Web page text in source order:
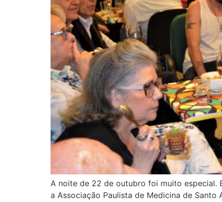
A noite de 22 de outubro foi muito
a Associação Paulista de Medicina de Santo